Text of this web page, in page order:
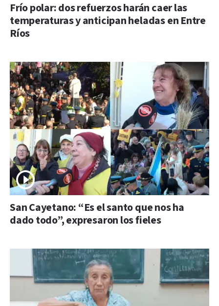
Frío polar: dos refuerzos harán caer las
temperaturas y anticipan heladas en Entre
Ríos
San Cayetano: “Es el santo que nos ha
dado todo”, expresaron los fieles